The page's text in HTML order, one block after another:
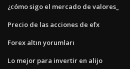
¿cómo sigo el mercado de valores_
Precio de las acciones de efx
Forex altın yorumları
Lo mejor para invertir en alijo